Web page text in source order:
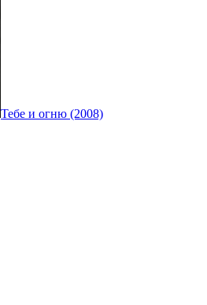
Тебе и огню (2008)